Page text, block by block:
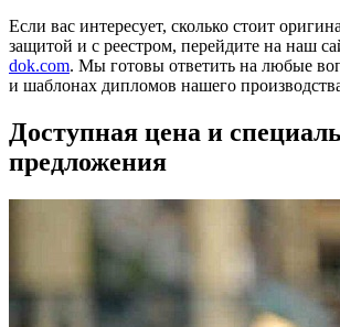
Если вас интересует, сколько стоит
защитой и с реестром, перейдите на наш
dok.com. Мы готовы ответить на любые
и шаблонах дипломов нашего
Доступная цена и
предложения